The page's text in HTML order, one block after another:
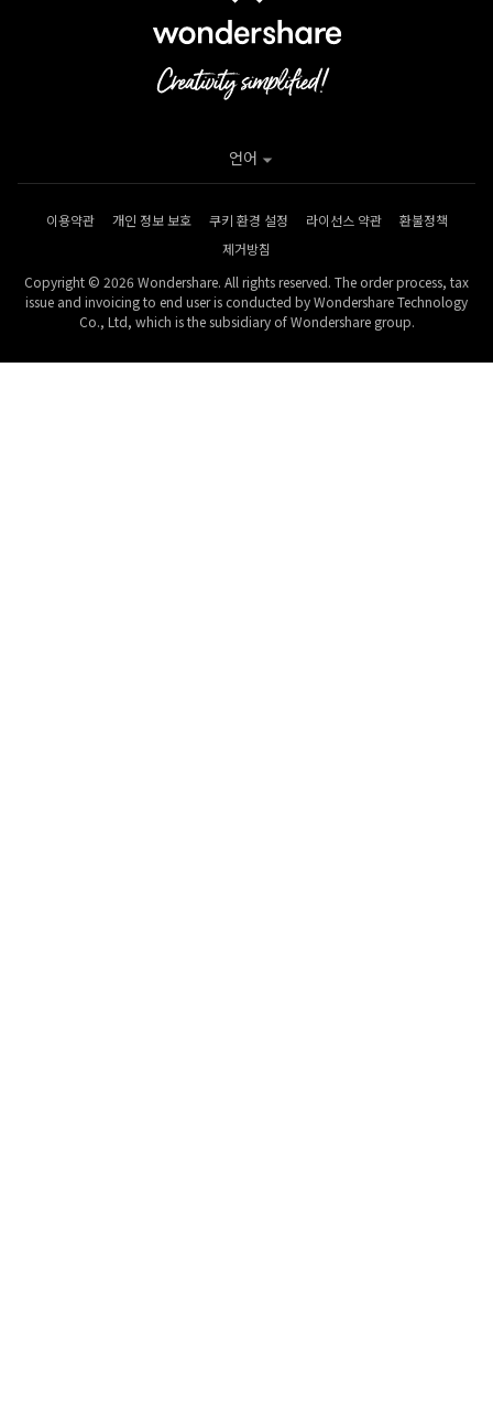
이용약관 개인 정보 보호 쿠키 환경 설정 라이선스 약관
환불정책
제거방침
Copyright © 2026 Wondershare. All rights reserved. The order process, tax
issue and invoicing to end user is conducted by Wondershare Technology
Co., Ltd, which is the subsidiary of Wondershare group.
언어